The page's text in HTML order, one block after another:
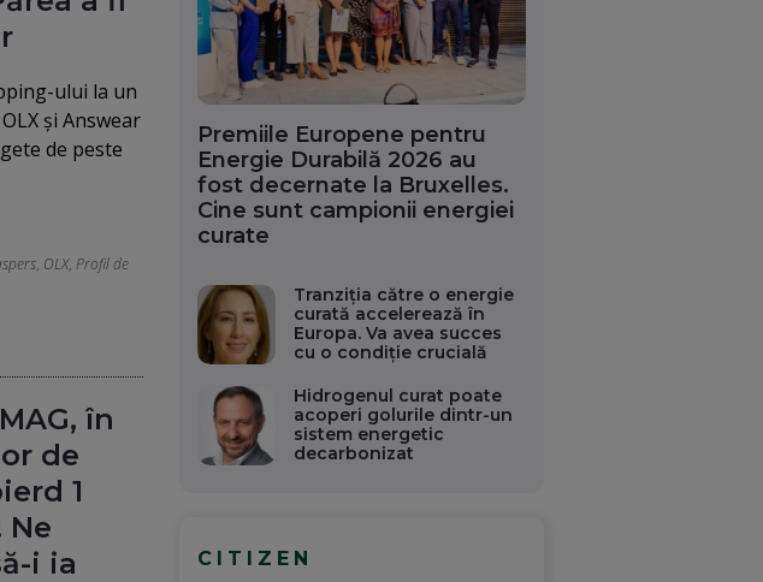
ului la un
și Answear
de peste
, OLX, Profil de
în
de
1
Ne
i ia
Premiile Europene pentru
Energie Durabilă 2026 au
fost decernate la Bruxelles.
Cine sunt campionii energiei
curate
Tranziția către o energie
curată accelerează în
Europa. Va avea succes
cu o condiție crucială
Hidrogenul curat poate
acoperi golurile dintr-un
sistem energetic
decarbonizat
CITIZEN